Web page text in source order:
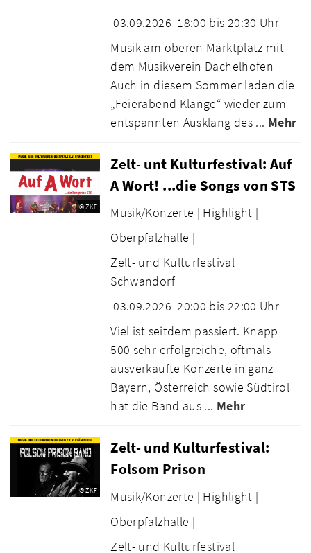
03.09.2026 18:00 bis 20:30 Uhr
Musik am oberen Marktplatz mit
dem Musikverein Dachelhofen
Auch in diesem Sommer laden die
„Feierabend Klänge“ wieder zum
entspannten Ausklang des ... Mehr
© ZKF
Zelt- unt Kulturfestival: Auf
A Wort! ...die Songs von STS
Musik/Konzerte | Highlight |
Oberpfalzhalle |
Zelt- und Kulturfestival
Schwandorf
03.09.2026 20:00 bis 22:00 Uhr
Viel ist seitdem passiert. Knapp
500 sehr erfolgreiche, oftmals
ausverkaufte Konzerte in ganz
Bayern, Österreich sowie Südtirol
hat die Band aus ... Mehr
© ZKF
Zelt- und Kulturfestival:
Folsom Prison
Musik/Konzerte | Highlight |
Oberpfalzhalle |
Zelt- und Kulturfestival